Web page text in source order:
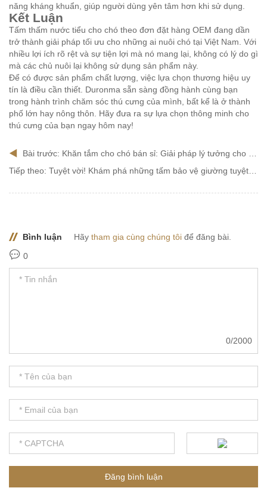
năng kháng khuẩn, giúp người dùng yên tâm hơn khi sử dụng.
Kết Luận
Tấm thấm nước tiểu cho chó theo đơn đặt hàng OEM đang dần
trở thành giải pháp tối ưu cho những ai nuôi chó tại Việt Nam. Với
nhiều lợi ích rõ rệt và sự tiện lợi mà nó mang lại, không có lý do gì
mà các chủ nuôi lại không sử dụng sản phẩm này.
Để có được sản phẩm chất lượng, việc lựa chọn thương hiệu uy
tín là điều cần thiết. Duronma sẵn sàng đồng hành cùng bạn
trong hành trình chăm sóc thú cưng của mình, bất kể là ở thành
phố lớn hay nông thôn. Hãy đưa ra sự lựa chọn thông minh cho
thú cưng của bạn ngay hôm nay!
Bài trước: Khăn tắm cho chó bán sỉ: Giải pháp lý tưởng cho các cửa hàng thú cưng
Tiếp theo: Tuyệt vời! Khám phá những tấm bảo vệ giường tuyệt vời dành cho người bị són tiểu!
Bình luận Hãy tham gia cùng chúng tôi để đăng bài.
0
0/2000